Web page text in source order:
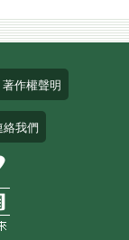
著作權聲明
絡我們